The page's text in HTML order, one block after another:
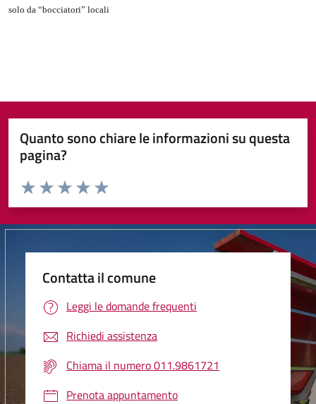
solo da “bocciatori” locali
Quanto sono chiare le informazioni su questa
pagina?
Valuta da 1 a 5 stelle la pagina
Valuta 5 stelle su 5
Valuta 4 stelle su 5
Valuta 3 stelle su 5
Valuta 2 stelle su 5
Valuta 1 stelle su 5
Contatta il comune
Leggi le domande frequenti
Richiedi assistenza
Chiama il numero 011.9861721
Prenota appuntamento